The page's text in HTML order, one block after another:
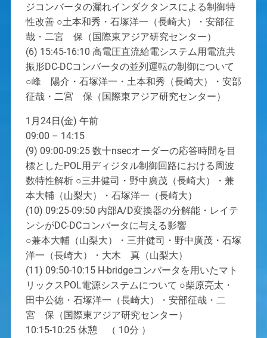
ジコンバータの漏れインダクタンスによる制御特
性改善 ○土本和秀・石塚洋一（長崎大）・安部征
哉・二宮 保（国際東アジア研究センター）
(6) 15:45-16:10 高電圧直流給電システム用電流共
振形DC-DCコンバータの並列運転の制御について
○峰 陽介・石塚洋一・土本和秀（長崎大）・安部
征哉・二宮 保（国際東アジア研究センター）
1月24日(金) 午前
09:00 – 14:15
(9) 09:00-09:25 数十nsecオーダーの応答時間を目
標としたPOL用ディジタル制御回路における周波
数特性解析 ○三井健司・野中廣茂（長崎大）・兼
本大輔（山梨大）・石塚洋一（長崎大）
(10) 09:25-09:50 内部A/D変換器の分解能・レイテ
ンシがDC-DCコンバータに与える影響
○兼本大輔（山梨大）・三井健司・野中廣茂・石塚
洋一（長崎大）・大木 真（山梨大）
(11) 09:50-10:15 H-bridgeコンバータを用いたマト
リックスPOL電源システムについて ○柴原亮太・
田中公徳・石塚洋一（長崎大）・安部征哉・二
宮 保（国際東アジア研究センター）
10:15-10:25 休憩 （ 10分 ）